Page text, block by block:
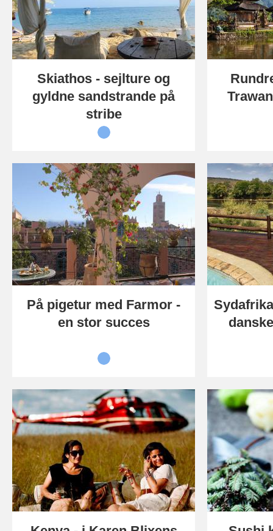
Skiathos - sejlture og
gyldne sandstrande på
stribe
På pigetur med Farmor -
en stor succes